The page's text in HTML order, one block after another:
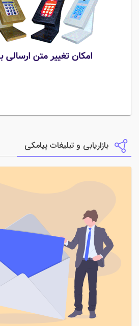
بازاریابی و تبلیغات پیامکی